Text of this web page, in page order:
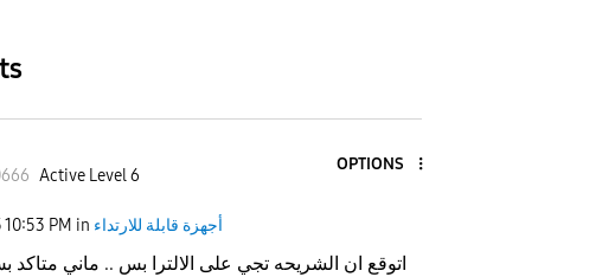
Active Level 6
OPTIONS
10:53 PM in أجهزة قابلة للارتداء
اتوقع ان الشريحه تجي على الالترا بس .. ماني متاكد